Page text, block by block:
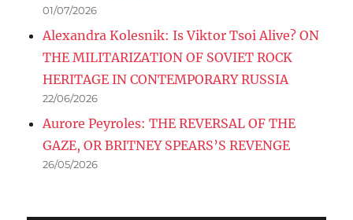
01/07/2026
Alexandra Kolesnik: Is Viktor Tsoi Alive? ON
THE MILITARIZATION OF SOVIET ROCK
HERITAGE IN CONTEMPORARY RUSSIA
22/06/2026
Aurore Peyroles: THE REVERSAL OF THE
GAZE, OR BRITNEY SPEARS’S REVENGE
26/05/2026